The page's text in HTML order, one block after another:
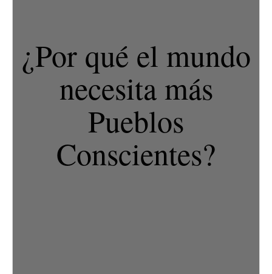
¿Por qué el mundo
necesita más
Pueblos
Conscientes?